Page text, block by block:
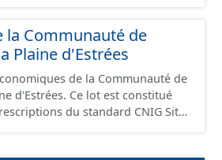
du standard CNIG Sites
contient pas la référence aux
du CNIG se limitant aux SCI.
la Communauté de
Plaine d'Estrées
de la Communauté de
d'Estrées. Ce lot est constitué
du standard CNIG Sites